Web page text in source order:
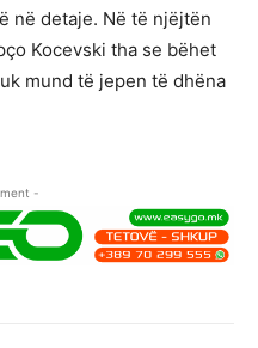
në detaje. Në të njëjtën
Kocevski tha se bëhet
mund të jepen të dhëna
-